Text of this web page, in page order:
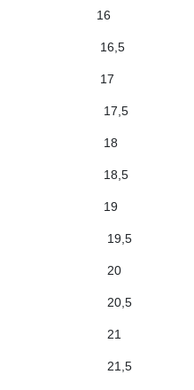
16
16,5
17
18
19
19,5
20
21